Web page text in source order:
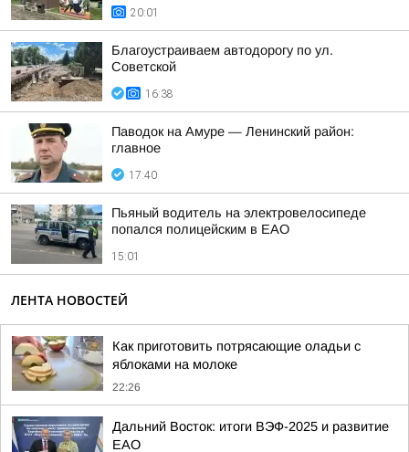
20:01
Благоустраиваем автодорогу по ул.
Советской
16:38
Паводок на Амуре — Ленинский район:
главное
17:40
Пьяный водитель на электровелосипеде
попался полицейским в ЕАО
15:01
ЛЕНТА НОВОСТЕЙ
Как приготовить потрясающие оладьи с
яблоками на молоке
22:26
Дальний Восток: итоги ВЭФ-2025 и развитие
ЕАО